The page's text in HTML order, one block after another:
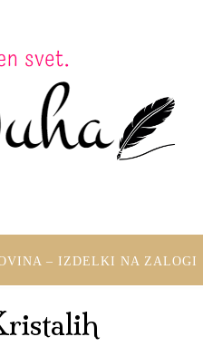
– IZDELKI NA ZALOGI